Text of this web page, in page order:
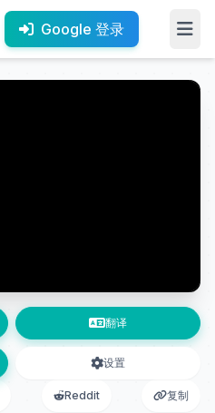
Google 登录
翻译
设置
Reddit 复制